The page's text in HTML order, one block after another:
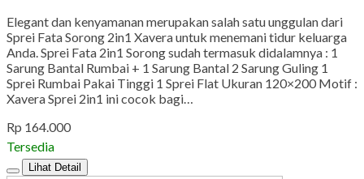
Elegant dan kenyamanan merupakan salah satu unggulan dari
Sprei Fata Sorong 2in1 Xavera untuk menemani tidur keluarga
Anda. Sprei Fata 2in1 Sorong sudah termasuk didalamnya : 1
Sarung Bantal Rumbai + 1 Sarung Bantal 2 Sarung Guling 1
Sprei Rumbai Pakai Tinggi 1 Sprei Flat Ukuran 120×200 Motif :
Xavera Sprei 2in1 ini cocok bagi…
Rp 164.000
Tersedia
Lihat Detail